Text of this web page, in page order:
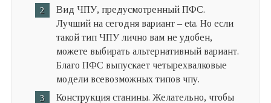
Вид ЧПУ, предусмотренный ПФС.
Лучший на сегодня вариант – eta. Но если
такой тип ЧПУ лично вам не удобен,
можете выбирать альтернативный вариант.
Благо ПФС выпускает четырехвалковые
модели всевозможных типов чпу.
Конструкция станины. Желательно, чтобы